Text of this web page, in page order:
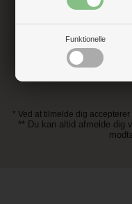
Funktionelle
Tilmeld dig vores
* Ved at tilmelde dig
** Du kan altid afmelde dig